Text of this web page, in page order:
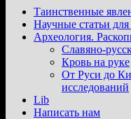
Таинственные
Научные статьи
Археология.
Славяно-
Кровь на руке
От Руси до
исследований
Lib
Написать нам